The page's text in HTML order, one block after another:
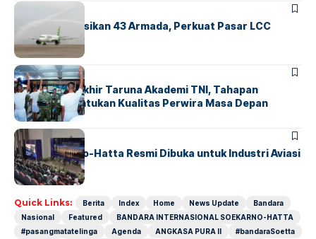
BANDARA
Citilink Operasikan 43 Armada, Perkuat Pasar LCC
Nasional
BERITA
Sidang Pantukhir Taruna Akademi TNI, Tahapan
Strategis Tentukan Kualitas Perwira Masa Depan
BANDARA BERITA
IALC Soekarno-Hatta Resmi Dibuka untuk Industri Aviasi
Dunia
Quick Links: Berita Index Home News Update
Bandara
Nasional
Featured
BANDARA INTERNASIONAL SOEKARNO-HATTA
#pasangmatatelinga
Agenda ANGKASA PURA II
#bandaraSoetta